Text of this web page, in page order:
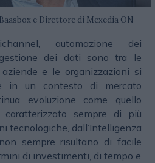
e Direttore di Mexedia ON
automazione dei
dei dati sono tra le
e le organizzazioni si
in un contesto di mercato
evoluzione come quello
caratterizzato sempre di più
tecnologiche, dall’Intelligenza
sempre risultano di facile
di investimenti, di tempo e